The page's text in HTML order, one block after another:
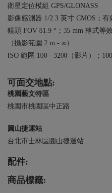
衛星定位模組 GPS/GLONASS
影像感測器 1/2.3 英寸 CMOS；有
鏡頭 FOV 81.9 °；35 mm 格式等
（攝影範圍 2 m - ∞）
ISO 範圍 100 - 3200（影片）；
可面交地點:
桃園藝文特區
桃園市桃園區中正路
圓山捷運站
台北市士林區圓山捷運站
配件:
商品標籤: